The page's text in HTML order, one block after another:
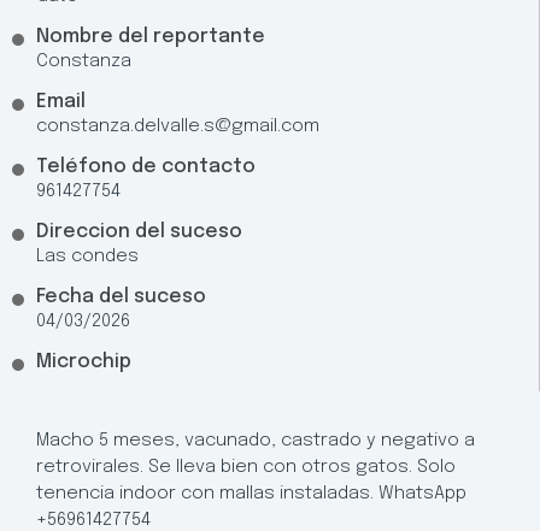
Nombre del reportante
Constanza
Email
constanza.delvalle.s@gmail.com
Teléfono de contacto
961427754
Direccion del suceso
Las condes
Fecha del suceso
04/03/2026
Microchip
Macho 5 meses, vacunado, castrado y negativo a
retrovirales. Se lleva bien con otros gatos. Solo
tenencia indoor con mallas instaladas. WhatsApp
+56961427754